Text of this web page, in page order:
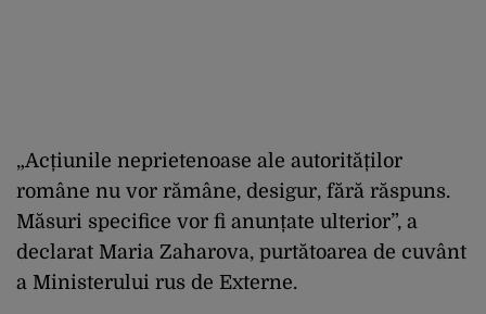
„Acțiunile neprietenoase ale autorităților
române nu vor rămâne, desigur, fără răspuns.
Măsuri specifice vor fi anunțate ulterior”, a
declarat Maria Zaharova, purtătoarea de cuvânt
a Ministerului rus de Externe.